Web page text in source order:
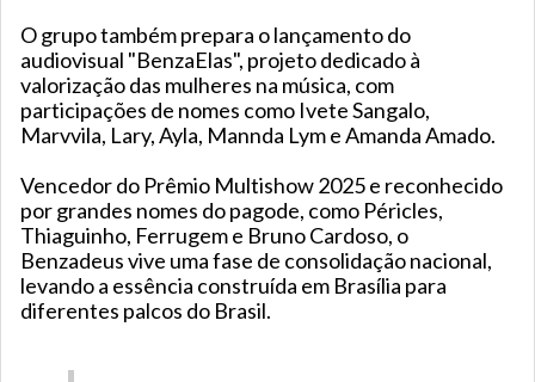
O grupo também prepara o lançamento do
audiovisual "BenzaElas", projeto dedicado à
valorização das mulheres na música, com
participações de nomes como Ivete Sangalo,
Marvvila, Lary, Ayla, Mannda Lym e Amanda Amado.
Vencedor do Prêmio Multishow 2025 e reconhecido
por grandes nomes do pagode, como Péricles,
Thiaguinho, Ferrugem e Bruno Cardoso, o
Benzadeus vive uma fase de consolidação nacional,
levando a essência construída em Brasília para
diferentes palcos do Brasil.